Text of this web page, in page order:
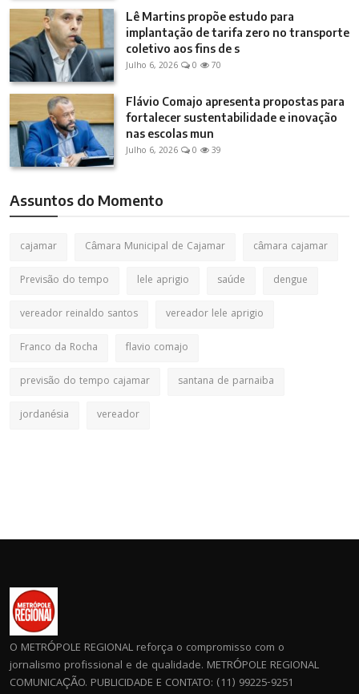
Lê Martins propõe estudo para
implantação de tarifa zero no transporte
coletivo aos fins de s
Julho 6, 2026 0 70
Flávio Comajo apresenta propostas para
fortalecer sustentabilidade e inovação
nas escolas mun
Julho 6, 2026 0 39
Assuntos do Momento
cajamar Câmara Municipal de Cajamar
câmara cajamar
Previsão do tempo
lele aprigio saúde
dengue
vereador reinaldo santos
vereador lele aprigio
Franco da Rocha
flavio comajo
previsão do tempo cajamar
santana de parnaiba
jordanésia
vereador
O METRÓPOLE REGIONAL reforça o compromisso com o
jornalismo profissional e de qualidade. METRÓPOLE REGIONAL
COMUNICAÇÃO. PUBLICIDADE E CONTATO: (11) 99225-9251